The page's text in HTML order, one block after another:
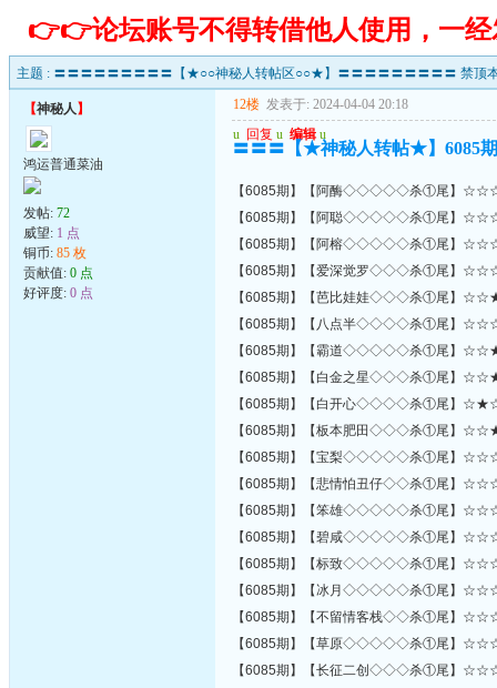
👉👉论坛账号不得转借他人使用，一
主题 : 〓〓〓〓〓〓〓〓〓【★○○神秘人转帖区○○★】〓〓〓〓〓〓〓〓〓 禁顶
【神秘人 】
鸿运普通菜油
发帖: 72
威望: 1 点
铜币: 85 枚
贡献值: 0 点
好评度: 0 点
12楼 发表于: 2024-04-04 20:18
u 回复 u 编辑 u
〓〓〓【★神秘人转帖★】6085
【6085期】【阿酶◇◇◇◇◇杀①
【6085期】【阿聪◇◇◇◇◇杀①
【6085期】【阿榕◇◇◇◇◇杀①
【6085期】【爱深觉罗◇◇◇杀
【6085期】【芭比娃娃◇◇◇杀
【6085期】【八点半◇◇◇◇杀
【6085期】【霸道◇◇◇◇◇杀①
【6085期】【白金之星◇◇◇杀
【6085期】【白开心◇◇◇◇杀
【6085期】【板本肥田◇◇◇杀
【6085期】【宝梨◇◇◇◇◇杀①
【6085期】【悲情怕丑仔◇◇
【6085期】【笨雄◇◇◇◇◇杀①
【6085期】【碧咸◇◇◇◇◇杀①
【6085期】【标致◇◇◇◇◇杀①
【6085期】【冰月◇◇◇◇◇杀①
【6085期】【不留情客栈◇◇
【6085期】【草原◇◇◇◇◇杀①
【6085期】【长征二创◇◇◇杀